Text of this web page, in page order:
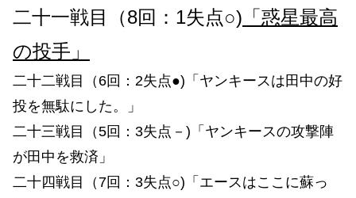
二十一戦目（8回：1失点○) 「惑星最高
の投手」
二十二戦目（6回：2失点●)「ヤンキースは田中の好
投を無駄にした。」
二十三戦目（5回：3失点－)「ヤンキースの攻撃陣
が田中を救済」
二十四戦目（7回：3失点○)「エースはここに蘇っ